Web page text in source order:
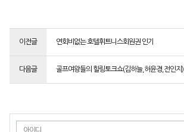
이전글 연회비없는 호텔휘트니스회원권 인기
다음글 골프여왕들의 힐링토크쇼(김하늘,허윤경,전인지)